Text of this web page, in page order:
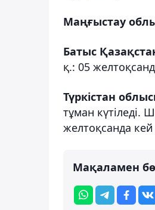
Маңғыстау
Батыс
қ.: 05
Түркістан
тұман күтіледі.
желтоқсанда кей
Мақаламен